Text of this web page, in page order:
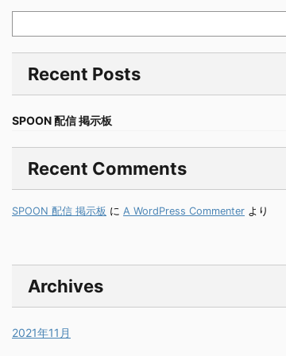
Recent Posts
SPOON 配信 掲示板
Recent Comments
SPOON 配信 掲示板 に A WordPress Commenter より
Archives
2021年11月